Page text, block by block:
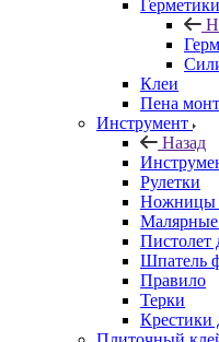
Герметики
Клеи
Пена
Инструмент
Назад
Рулетки
Ножницы
Малярные
Пистолет
Шпатель
Правило
Терки
Крестики